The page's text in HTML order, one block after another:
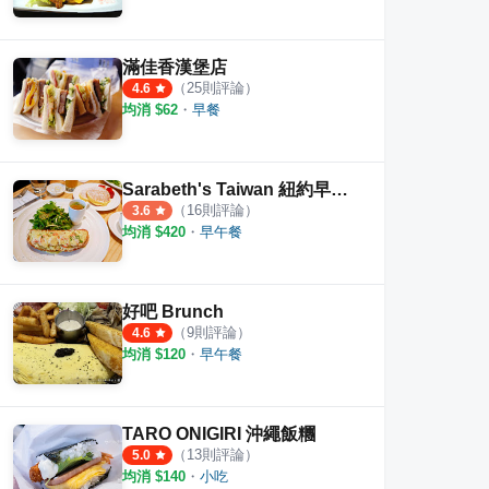
滿佳香漢堡店
4.6 （ 25則評論）
均消 $62 ・ 早餐
Sarabeth's Taiwan 紐約早餐女王 台北天母SOGO店
3.6 （ 16則評論）
均消 $420 ・ 早午餐
好吧 Brunch
4.6 （9則評論）
均消 $120 ・ 早午餐
TARO ONIGIRI 沖繩飯糰
5.0 （ 13則評論）
均消 $140 ・ 小吃